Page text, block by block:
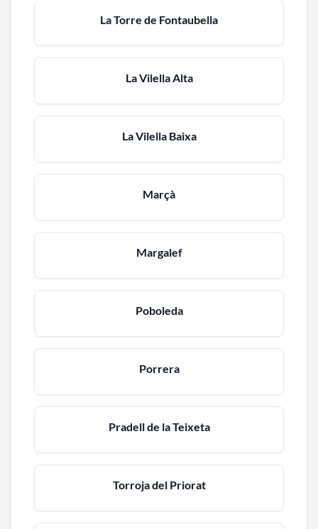
La Torre de Fontaubella
La Vilella Alta
La Vilella Baixa
Marçà
Margalef
Poboleda
Porrera
Pradell de la Teixeta
Torroja del Priorat